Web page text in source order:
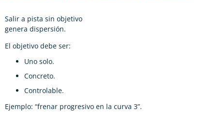
Salir a pista sin objetivo
genera dispersión.
El objetivo debe ser:
Uno solo.
Concreto.
Controlable.
Ejemplo: “frenar progresivo en la curva 3”.